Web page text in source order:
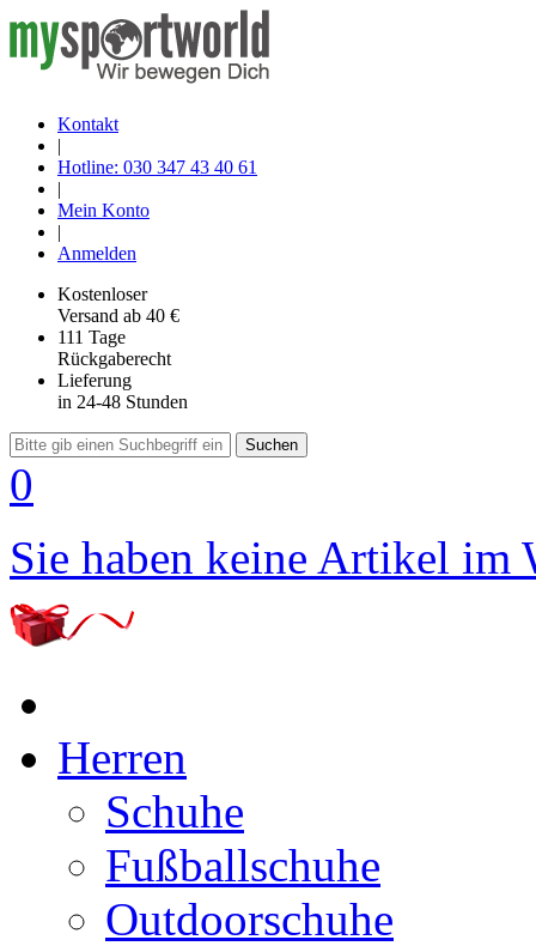
Kontakt
|
Hotline: 030 347 43 40 61
|
Mein Konto
|
Anmelden
Kostenloser
Versand ab 40 €
111 Tage
Rückgaberecht
Lieferung
in 24-48 Stunden
Suchen
0
Sie haben keine Artikel im
Herren
Schuhe
Fußballschuhe
Outdoorschuhe